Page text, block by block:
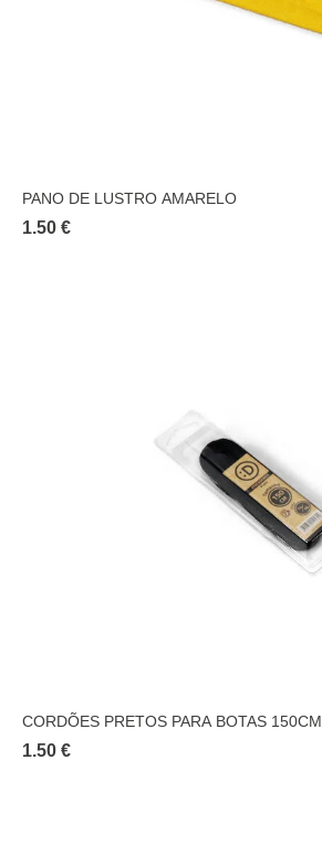
PANO DE LUSTRO AMARELO
1.50 €
CORDÕES PRETOS PARA BOTAS 150CM
1.50 €